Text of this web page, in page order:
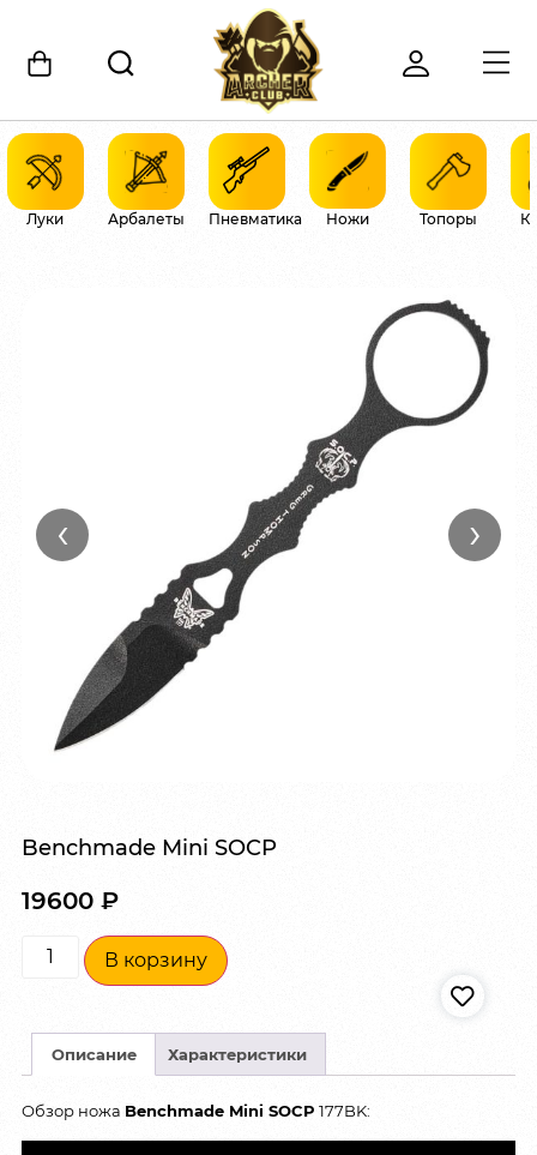
Луки Арбалеты Пневматика Ножи Топоры
‹ ›
Benchmade Mini SOCP
19600 ₽
В корзину
Описание Характеристики
Обзор ножа Benchmade Mini SOCP 177BK: